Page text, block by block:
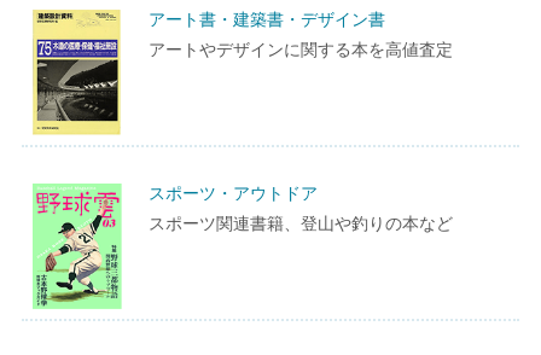
アート書・建築書・デザイン書
アートやデザインに関する本を高値査定
スポーツ・アウトドア
スポーツ関連書籍、登山や釣りの本など